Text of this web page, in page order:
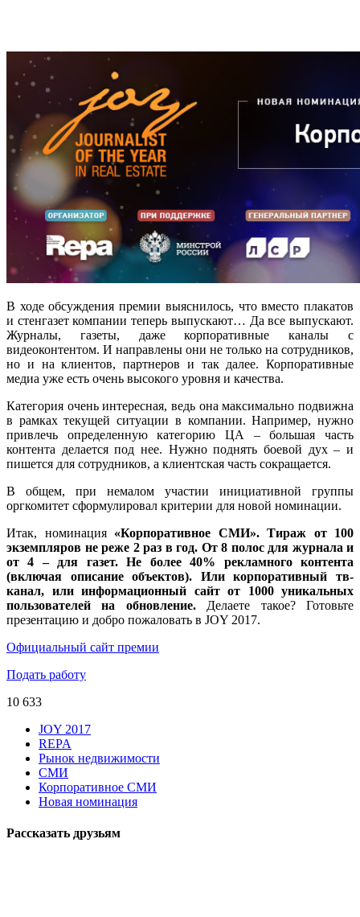
В ходе обсуждения премии выяснилось, что вместо плакатов
и стенгазет компании теперь выпускают… Да все выпускают.
Журналы, газеты, даже корпоративные каналы с
видеоконтентом. И направлены они не только на сотрудников,
но и на клиентов, партнеров и так далее. Корпоративные
медиа уже есть очень высокого уровня и качества.
Категория очень интересная, ведь она максимально подвижна
в рамках текущей ситуации в компании. Например, нужно
привлечь определенную категорию ЦА – большая часть
контента делается под нее. Нужно поднять боевой дух – и
пишется для сотрудников, а клиентская часть сокращается.
В общем, при немалом участии инициативной группы
оргкомитет сформулировал критерии для новой номинации.
Итак, номинация«Корпоративное СМИ». Тираж от 100
экземпляров не реже 2 раз в год. От 8 полос для журнала и
от 4 – для газет. Не более 40% рекламного контента
(включая описание объектов). Или корпоративный тв-
канал, или информационный сайт от 1000 уникальных
пользователей на обновление. Делаете такое?
Готовьте
презентацию и добро пожаловать в JOY 2017.
Официальный сайт премии
Подать работу
10 633
JOY 2017
REPA
Рынок недвижимости
СМИ
Корпоративное СМИ
Новая номинация
Рассказать друзьям